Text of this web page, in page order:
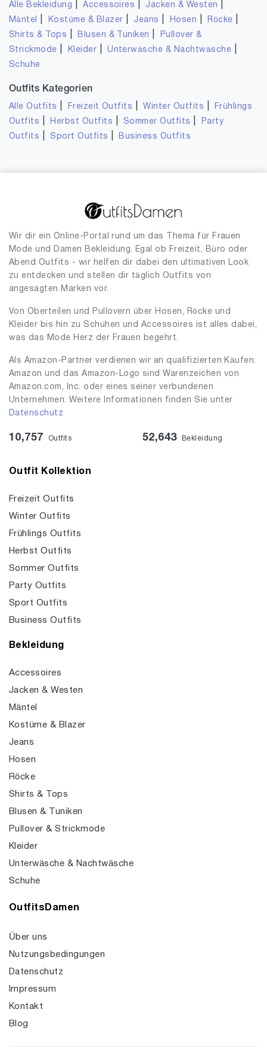
Alle Bekleidung |Accessoires Jacken & Westen
Mäntel Kostüme & Blazer Jeans Hosen Röcke
Shirts & Tops Blusen & Tuniken
Pullover &
Strickmode
Kleider |Unterwäsche & Nachtwäsche
Schuhe
Outfits Kategorien
Alle Outfits Freizeit Outfits |Winter Outfits
Frühlings
Outfits
Herbst Outfits Sommer Outfits
Party
Outfits
Sport Outfits Business Outfits
Wir dir ein Online-Portal rund um das Thema für Frauen
Mode und Damen Bekleidung. Egal ob Freizeit, Büro oder
Abend Outfits - wir helfen dir dabei den ultimativen Look
zu entdecken und stellen dir täglich Outfits von
angesagten Marken vor.
Von Oberteilen und Pullovern über Hosen, Röcke und
Kleider bis hin zu Schuhen und Accessoires ist alles dabei,
was das Mode Herz der Frauen begehrt.
Als Amazon-Partner verdienen wir an qualifizierten Käufen.
Amazon und das Amazon-Logo sind Warenzeichen von
Amazon.com, Inc. oder eines seiner verbundenen
Unternehmen. Weitere Informationen finden Sie unter
Datenschutz
10,757 Outfits 52,643 Bekleidung
Outfit Kollektion
Freizeit Outfits
Winter Outfits
Frühlings Outfits
Herbst Outfits
Sommer Outfits
Party Outfits
Sport Outfits
Business Outfits
Bekleidung
Accessoires
Jacken & Westen
Mäntel
Kostüme & Blazer
Jeans
Hosen
Röcke
Shirts & Tops
Blusen & Tuniken
Pullover & Strickmode
Kleider
Unterwäsche & Nachtwäsche
Schuhe
OutfitsDamen
Über uns
Nutzungsbedingungen
Datenschutz
Impressum
Kontakt
Blog